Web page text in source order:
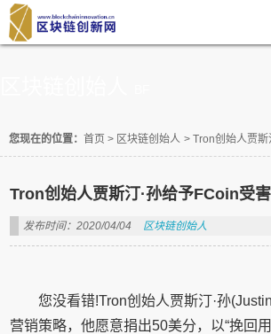
您现在的位置： 首页 > 区块链创始人 > Tron创始人贾
Tron创始人贾斯汀·孙给予FCoin受
发布时间：2020/04/04 区块链创始人
您没看错!Tron创始人贾斯汀·孙
营销策略，他愿意捐出50美分，以“挽回用